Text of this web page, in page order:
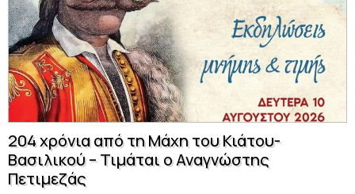
204 χρόνια από τη Μάχη του Κιάτου-
Βασιλικού – Τιμάται ο Αναγνώστης
Πετιμεζάς